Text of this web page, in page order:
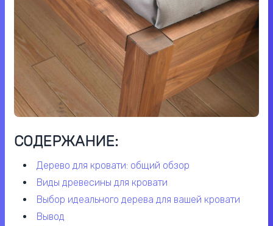
СОДЕРЖАНИЕ:
дерево для кровати: общий обзор
виды древесины для кровати
выбор идеального дерева для вашей кровати
вывод